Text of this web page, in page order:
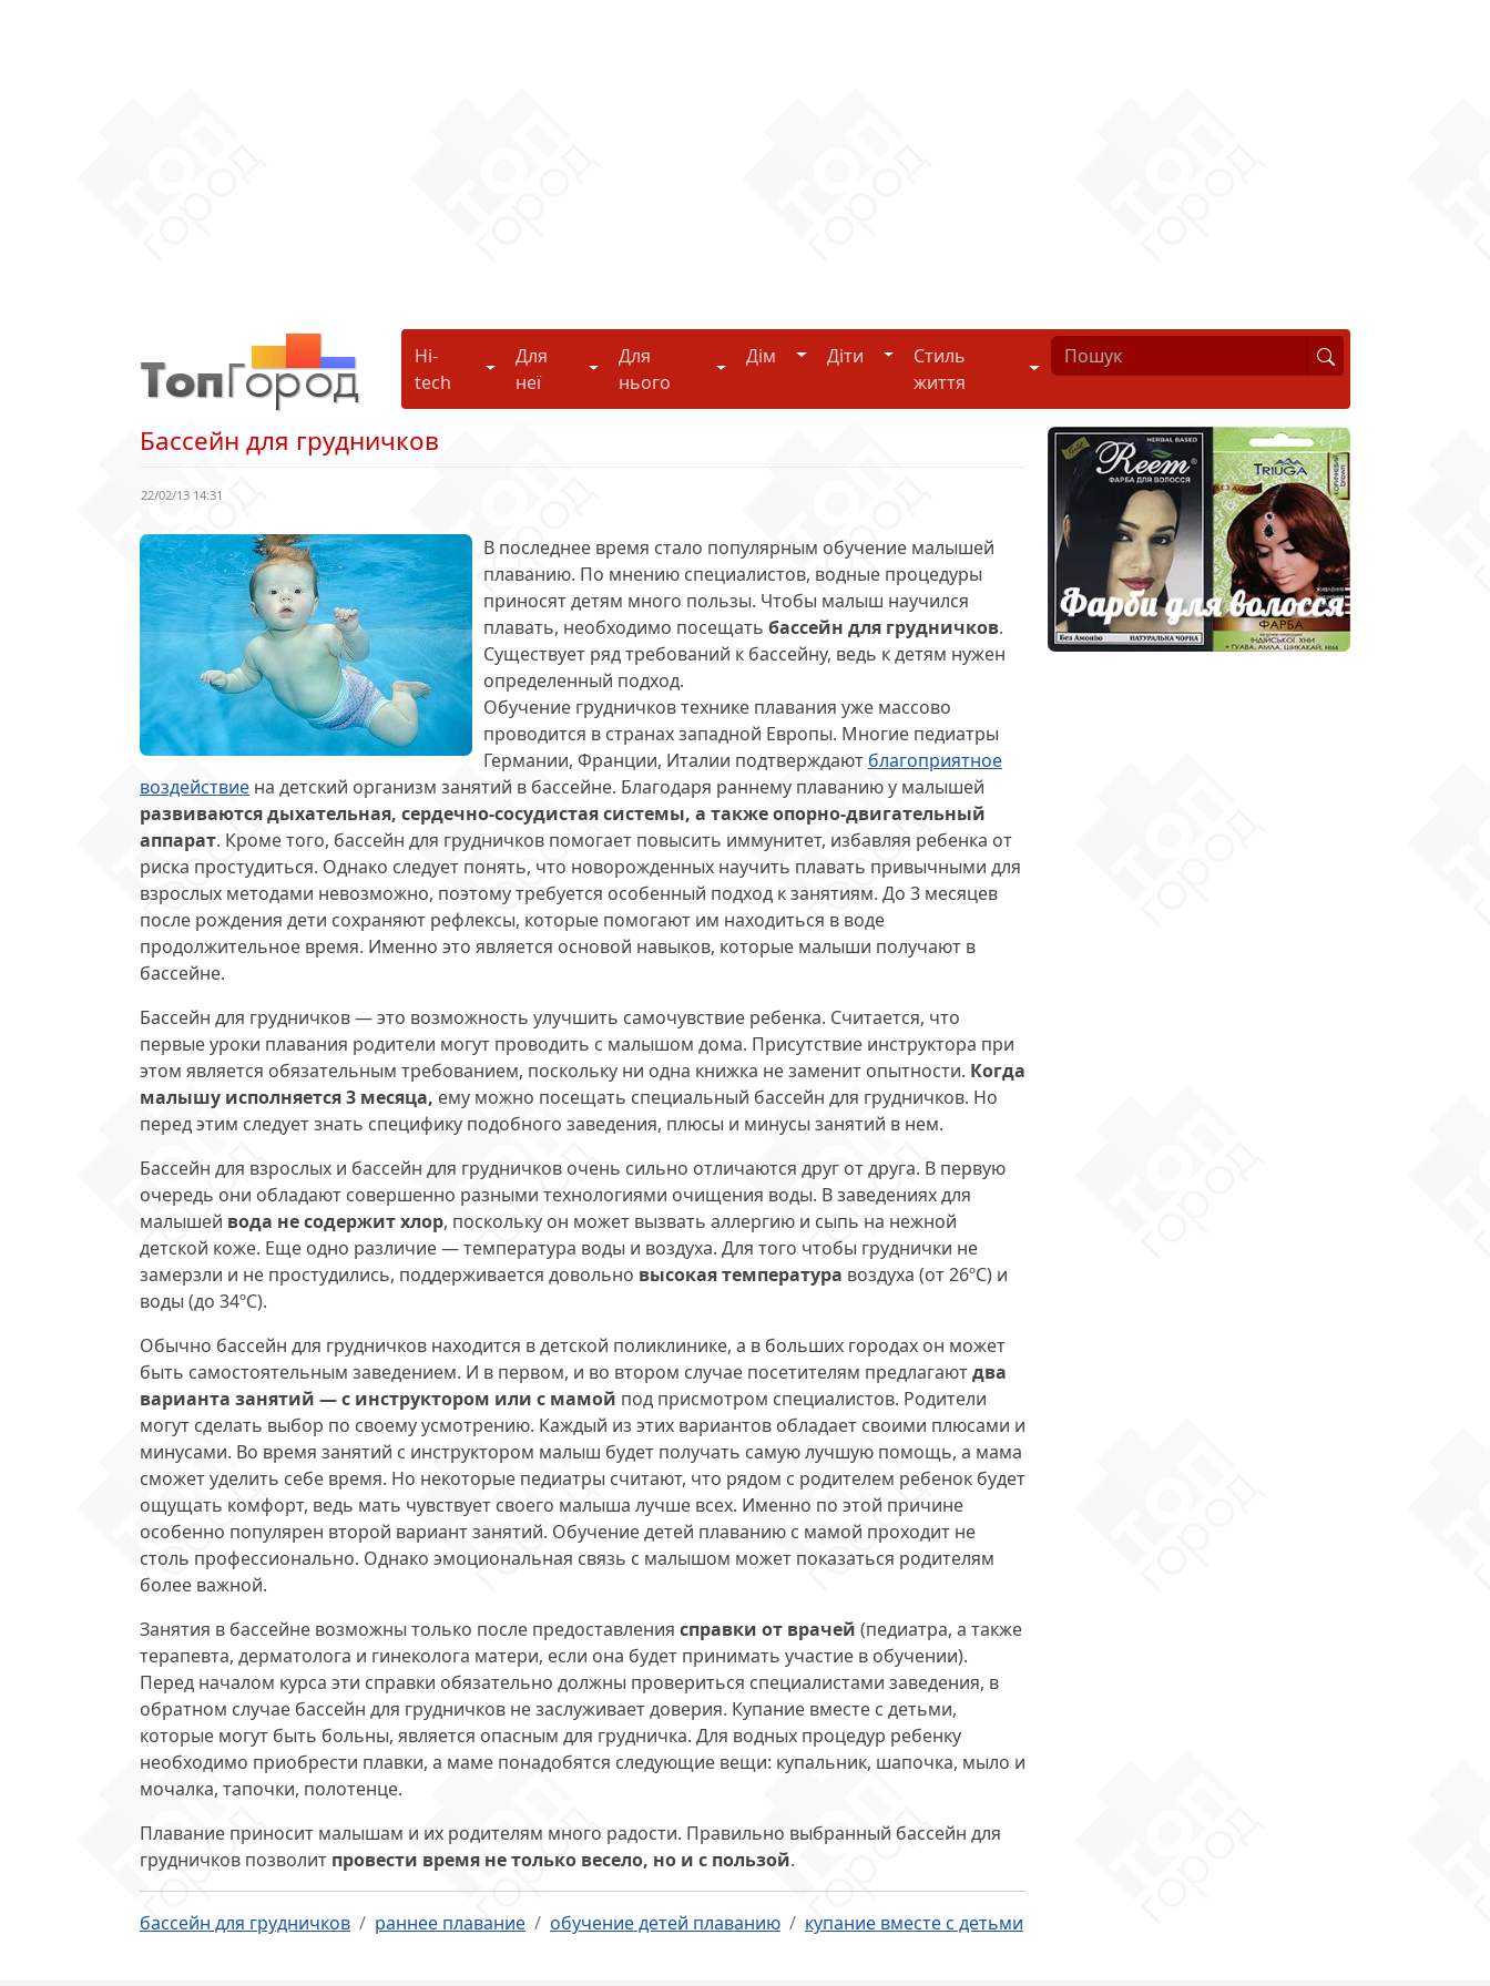
Hi-
tech
Hi-tech
Для
неї
Для неї
Для
нього
Для нього
Дім Дім Діти ДітиСтиль
життя
Стиль життя
Бассейн для грудничков
22/02/13 14:31
В последнее время стало популярным обучение малышей
плаванию. По мнению специалистов, водные процедуры
приносят детям много пользы. Чтобы малыш научился
плавать, необходимо посещать бассейн для грудничков.
Существует ряд требований к бассейну, ведь к детям нужен
определенный подход.
Обучение грудничков технике плавания уже массово
проводится в странах западной Европы. Многие педиатры
Германии, Франции, Италии подтверждают благоприятное
воздействие на детский организм занятий в бассейне. Благодаря раннему плаванию у малышей
развиваются дыхательная, сердечно-сосудистая системы, а также опорно-двигательный
аппарат. Кроме того, бассейн для грудничков помогает повысить иммунитет, избавляя ребенка от
риска простудиться. Однако следует понять, что новорожденных научить плавать привычными для
взрослых методами невозможно, поэтому требуется особенный подход к занятиям. До 3 месяцев
после рождения дети сохраняют рефлексы, которые помогают им находиться в воде
продолжительное время. Именно это является основой навыков, которые малыши получают в
бассейне.
Бассейн для грудничков — это возможность улучшить самочувствие ребенка. Считается, что
первые уроки плавания родители могут проводить с малышом дома. Присутствие инструктора при
этом является обязательным требованием, поскольку ни одна книжка не заменит опытности. Когда
малышу исполняется 3 месяца, ему можно посещать специальный бассейн для грудничков. Но
перед этим следует знать специфику подобного заведения, плюсы и минусы занятий в нем.
Бассейн для взрослых и бассейн для грудничков очень сильно отличаются друг от друга. В первую
очередь они обладают совершенно разными технологиями очищения воды. В заведениях для
малышей вода не содержит хлор, поскольку он может вызвать аллергию и сыпь на нежной
детской коже. Еще одно различие — температура воды и воздуха. Для того чтобы груднички не
замерзли и не простудились, поддерживается довольно высокая температура воздуха (от 26ºС) и
воды (до 34ºС).
Обычно бассейн для грудничков находится в детской поликлинике, а в больших городах он может
быть самостоятельным заведением. И в первом, и во втором случае посетителям предлагаютдва
варианта занятий — с инструктором или с мамой под присмотром специалистов. Родители
могут сделать выбор по своему усмотрению. Каждый из этих вариантов обладает своими плюсами и
минусами. Во время занятий с инструктором малыш будет получать самую лучшую помощь, а мама
сможет уделить себе время. Но некоторые педиатры считают, что рядом с родителем ребенок будет
ощущать комфорт, ведь мать чувствует своего малыша лучше всех. Именно по этой причине
особенно популярен второй вариант занятий. Обучение детей плаванию с мамой проходит не
столь профессионально. Однако эмоциональная связь с малышом может показаться родителям
более важной.
Занятия в бассейне возможны только после предоставления справки от врачей (педиатра, а также
терапевта, дерматолога и гинеколога матери, если она будет принимать участие в обучении).
Перед началом курса эти справки обязательно должны провериться специалистами заведения, в
обратном случае бассейн для грудничков не заслуживает доверия. Купание вместе с детьми,
которые могут быть больны, является опасным для грудничка. Для водных процедур ребенку
необходимо приобрести плавки, а маме понадобятся следующие вещи: купальник, шапочка, мыло и
мочалка, тапочки, полотенце.
Плавание приносит малышам и их родителям много радости. Правильно выбранный бассейн для
грудничков позволит провести время не только весело, но и с пользой.
бассейн для грудничков раннее плавание обучение детей плаванию купание вместе с детьми